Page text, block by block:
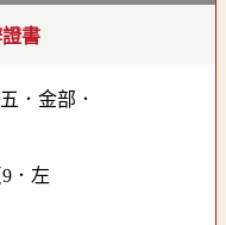
書
．左